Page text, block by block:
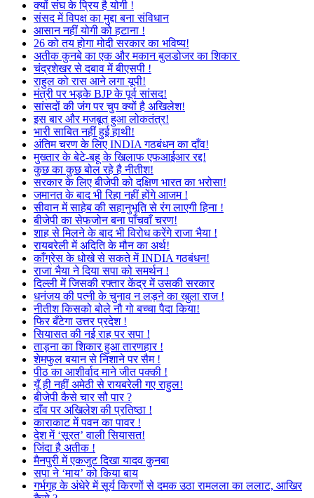
क्यों संघ के प्रिय है योगी !
संसद में विपक्ष का मुद्दा बना संविधान
आसान नहीं योगी को हटाना !
26 को तय होगा मोदी सरकार का भविष्य!
अतीक कुनबे का एक और मकान बुलडोजर का शिकार
चंद्रशेखर से दबाव में बीएसपी !
राहुल को रास आने लगा यूपी!
मंत्री पर भड़के BJP के पूर्व सांसद!
सांसदों की जंग पर चुप क्यों है अखिलेश!
इस बार और मजबूत हुआ लोकतंत्र!
भारी साबित नहीं हुई हाथी!
अंतिम चरण के लिए INDIA गठबंधन का दाँव!
मुख्तार के बेटे-बहू के खिलाफ एफआईआर रद्द!
कुछ का कुछ बोल रहे है नीतीश!
सरकार के लिए बीजेपी को दक्षिण भारत का भरोसा!
जमानत के बाद भी रिहा नहीं होंगे आजम !
सीवान में साहेब की सहानुभूति से रंग लाएगी हिना !
बीजेपी का सेफजोन बना पाँचवाँ चरण!
शाह से मिलने के बाद भी विरोध करेंगे राजा भैया !
रायबरेली में अदिति के मौन का अर्थ!
काँग्रेस के धोखे से सकते में INDIA गठबंधन!
राजा भैया ने दिया सपा को समर्थन !
दिल्ली में जिसकी रफ्तार केंद्र में उसकी सरकार
धनंजय की पत्नी के चुनाव न लड़ने का खुला राज !
नीतीश किसको बोले नौ गो बच्चा पैदा किया!
फिर बँटेगा उत्तर प्रदेश !
सियासत की नई राह पर सपा !
ताड़ना का शिकार हुआ तारणहार !
शेमफुल बयान से निशाने पर सैम !
पीठ का आशीर्वाद माने जीत पक्की !
यूँ ही नहीं अमेठी से रायबरेली गए राहुल!
बीजेपी कैसे चार सौ पार ?
दाँव पर अखिलेश की प्रतिष्ठा !
काराकाट में पवन का पावर !
देश में ‘सूरत’ वाली सियासत!
जिंदा है अतीक !
मैनपुरी में एकजुट दिखा यादव कुनबा
सपा ने ‘माय’ को किया बाय
गर्भगृह के अंधेरे में सूर्य किरणों से दमक उठा रामलला का ललाट, आखिर